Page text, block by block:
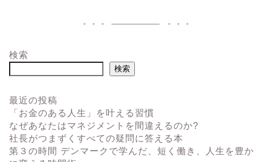
検索
検索
最近の投稿
「お金のある人生」を叶える習慣
なぜあなたはマネジメントを間違えるのか?
社長がつまずくすべての疑問に答える本
第３の時間 デンマークで学んだ、短く働き、人生を豊か